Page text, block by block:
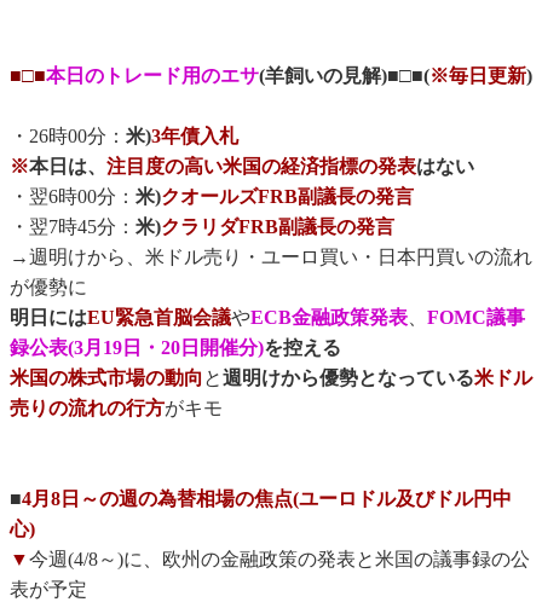
■□■本日のトレード用のエサ(羊飼いの見解)■□■(※毎日更新)
・26時00分： 米)3年債入札
※本日は、 注目度の高い米国の経済指標の発表はない
・翌6時00分： 米)クオールズFRB副議長の発言
・翌7時45分： 米)クラリダFRB副議長の発言
→週明けから、米ドル売り・ユーロ買い・日本円買いの流れ
が優勢に
明日にはEU緊急首脳会議やECB金融政策発表、 FOMC議事
録公表(3月19日・20日開催分)を控える
米国の株式市場の動向 と週明けから優勢となっている米ドル
売りの流れの行方がキモ
■4月8日～の週の為替相場の焦点(ユーロドル及びドル円中
心)
▼今週(4/8～)に、欧州の金融政策の発表と米国の議事録の公
表が予定